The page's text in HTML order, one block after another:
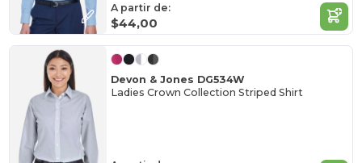
A partir de:
$44,00
Devon & Jones DG534W
Ladies Crown Collection Striped Shirt